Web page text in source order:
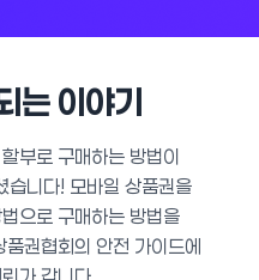
는 이야기
부로 구매하는 방법이
습니다! 모바일 상품권을
으로 구매하는 방법을
권협회의 안전 가이드에